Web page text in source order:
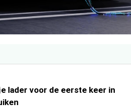
lader voor de eerste keer in